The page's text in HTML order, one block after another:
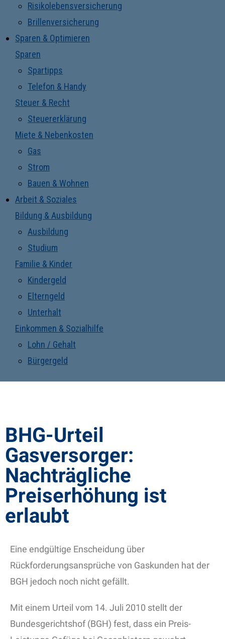
Risikolebensversicherung
Brillenversicherung
Sparen & Optimieren
Sparen
Spartipps
Telefon & Handy
Steuer & Recht
Steuererklärung
Miete & Nebenkosten
Gas
Strom
Bauen & Wohnen
Arbeit & Soziales
Bildung & Ausbildung
Ausbildung
Studium
Familie & Kinder
Kindergeld
Elterngeld
Unterhalt
Einkommen & Sozialhilfe
Lohn / Gehalt
Bürgergeld
BHG-Urteil
Gasversorger:
Nachträgliche
Preiserhöhung ist
erlaubt
Eine endgültige Enscheidung über
Rückforderungsansprüche von Gaskunden hat der
BGH jedoch noch nicht gefällt.
Mit einem Urteil vom 14. Juli 2010 stellt der
Bundesgerichtshof (BGH) fest, dass ein Preis-